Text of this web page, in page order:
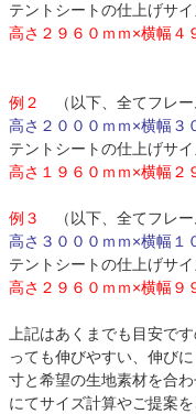
テントシートの仕上げサイ
高さ２９６０ｍｍ×横幅４
例２
（以下、全てフレー
高さ２０００ｍｍ×横幅３
テントシートの仕上げサイ
高さ１９６０ｍｍ×横幅２
例３
（以下、全てフレー
高さ３０００ｍｍ×横幅１
テントシートの仕上げサイ
高さ２９６０ｍｍ×横幅９
上記はあくまでも目安で
っても伸びやすい、伸び
寸と希望の生地素材を合
にてサイズ計算やご提案を